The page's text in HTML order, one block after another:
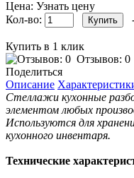
Цена: Узнать цену
Кол-во:
Купить в 1 клик
Отзывов: 0
Поделиться
Описание
Стеллажи кухонные
элементом любых
Используются для
кухонного инвентаря.
Технические